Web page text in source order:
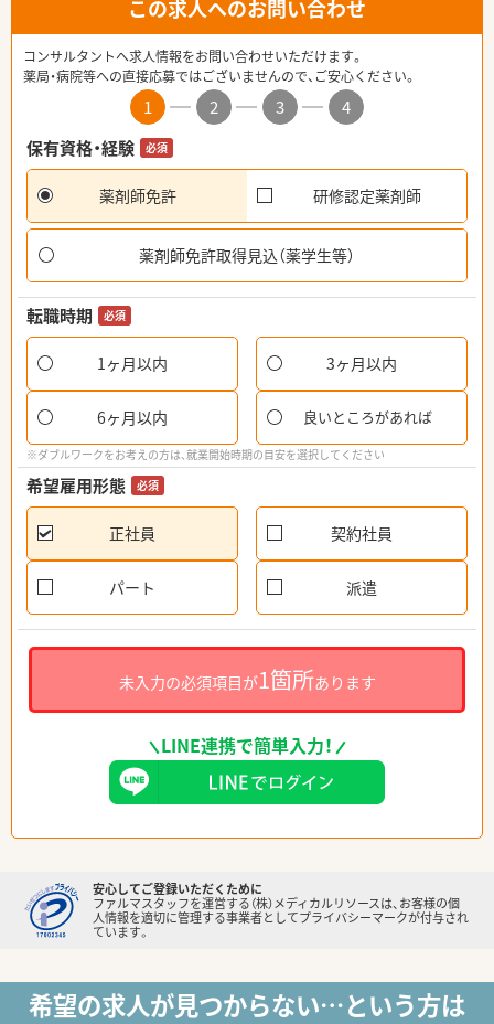
この求人へのお問い合わせ
コンサルタントへ求人情報をお問い合わせいただけます。
薬局・病院等への直接応募ではございませんので、ご安心ください。
1 2 3
4
保有資格・経験
必須
薬剤師免許 研修認定薬剤師
薬剤師免許取得見込（薬学生等）
転職時期 必須
1ヶ月以内 3ヶ月以内
6ヶ月以内 良いところがあれば
※ダブルワークをお考えの方は、就業開始時期の目安を選択してください
希望雇用形態 必須
正社員 契約社員
パート 派遣
未入力の必須項目が1箇所あります
LINE連携で簡単入力！
安心してご登録いただくために
ファルマスタッフを運営する（株）メディカルリソースは、お客様の個
人情報を適切に管理する事業者としてプライバシーマークが付与され
ています。
希望の求人が見つからない…という方は